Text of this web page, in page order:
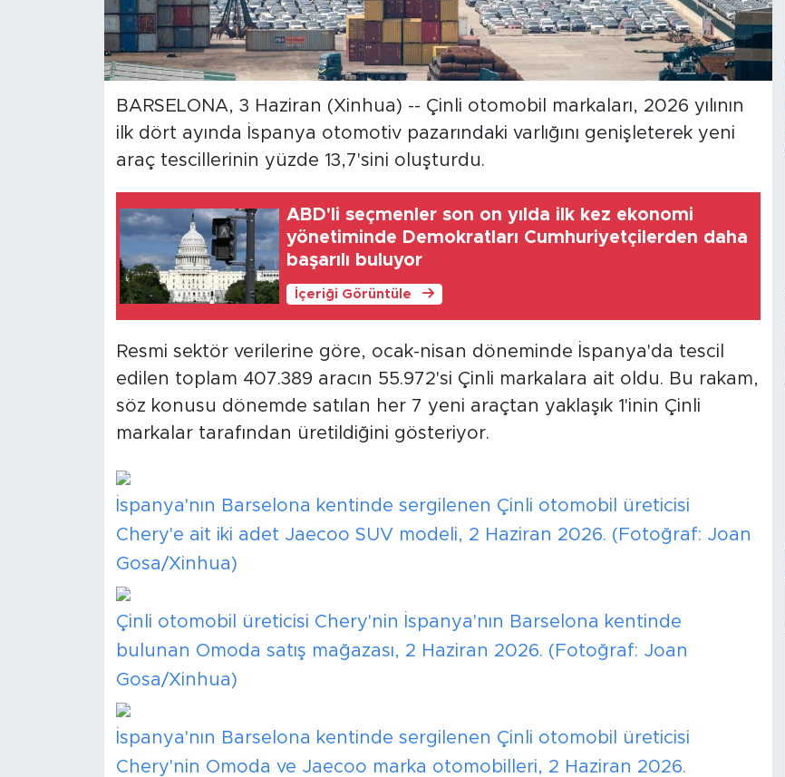
BARSELONA, 3 Haziran (Xinhua) -- Çinli otomobil markaları, 2026 yılının
ilk dört ayında İspanya otomotiv pazarındaki varlığını genişleterek yeni
araç tescillerinin yüzde 13,7'sini oluşturdu.
ABD'li seçmenler son on yılda ilk kez ekonomi
yönetiminde Demokratları Cumhuriyetçilerden daha
başarılı buluyor
İçeriği Görüntüle
Resmi sektör verilerine göre, ocak-nisan döneminde İspanya'da tescil
edilen toplam 407.389 aracın 55.972'si Çinli markalara ait oldu. Bu rakam,
söz konusu dönemde satılan her 7 yeni araçtan yaklaşık 1'inin Çinli
markalar tarafından üretildiğini gösteriyor.
İspanya'nın Barselona kentinde sergilenen Çinli otomobil üreticisi
Chery'e ait iki adet Jaecoo SUV modeli, 2 Haziran 2026. (Fotoğraf: Joan
Gosa/Xinhua)
Çinli otomobil üreticisi Chery'nin İspanya'nın Barselona kentinde
bulunan Omoda satış mağazası, 2 Haziran 2026. (Fotoğraf: Joan
Gosa/Xinhua)
İspanya'nın Barselona kentinde sergilenen Çinli otomobil üreticisi
Chery'nin Omoda ve Jaecoo marka otomobilleri, 2 Haziran 2026.
Xinhua Türkiye